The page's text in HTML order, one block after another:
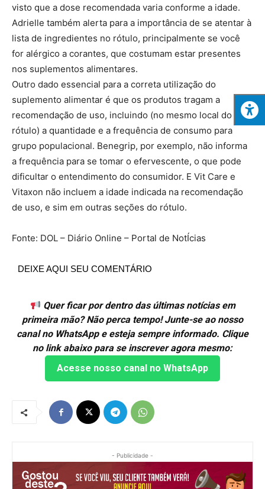
visto que a dose recomendada varia conforme a idade.
Adrielle também alerta para a importância de se atentar à
lista de ingredientes no rótulo, principalmente se você
for alérgico a corantes, que costumam estar presentes
nos suplementos alimentares.
Outro dado essencial para a correta utilização do
suplemento alimentar é que os produtos tragam a
recomendação de uso, incluindo (no mesmo local do
rótulo) a quantidade e a frequência de consumo para
grupo populacional. Benegrip, por exemplo, não informa
a frequência para se tomar o efervescente, o que pode
dificultar o entendimento do consumidor. E Vit Care e
Vitaxon não incluem a idade indicada na recomendação
de uso, e sim em outras seções do rótulo.
Fonte: DOL – Diário Online – Portal de NotÍcias
DEIXE AQUI SEU COMENTÁRIO
Quer ficar por dentro das últimas notícias em
primeira mão? Não perca tempo! Junte-se ao nosso
canal no WhatsApp e esteja sempre informado. Clique
no link abaixo para se inscrever agora mesmo:
Acesse nosso canal no WhatsApp
- Publicidade -